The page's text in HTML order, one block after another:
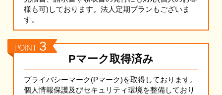
様も可)しております。法人定期プランもございま
す。
Pマーク取得済み
プライバシーマーク(Pマーク)を取得しております。
個人情報保護及びセキュリティ環境を整備しており